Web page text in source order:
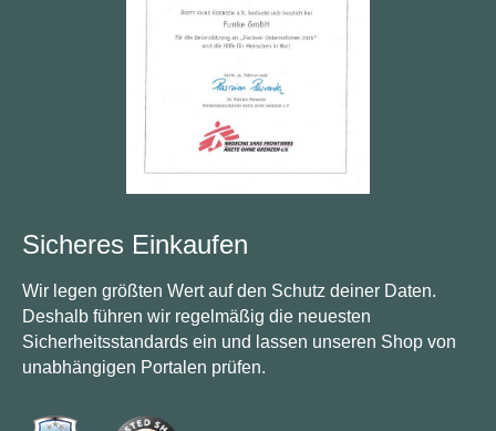
Sicheres Einkaufen
Wir legen größten Wert auf den Schutz deiner Daten.
Deshalb führen wir regelmäßig die neuesten
Sicherheitsstandards ein und lassen unseren Shop von
unabhängigen Portalen prüfen.